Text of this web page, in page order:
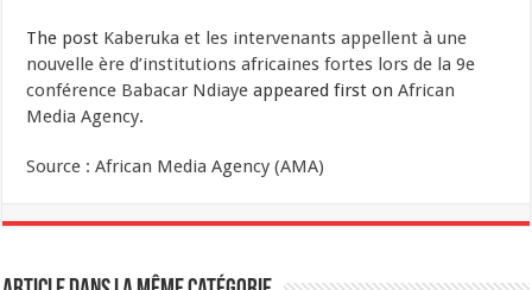
The post Kaberuka et les intervenants appellent à une
nouvelle ère d’institutions africaines fortes lors de la 9e
conférence Babacar Ndiaye appeared first onAfrican
Media Agency.
Source : African Media Agency (AMA)